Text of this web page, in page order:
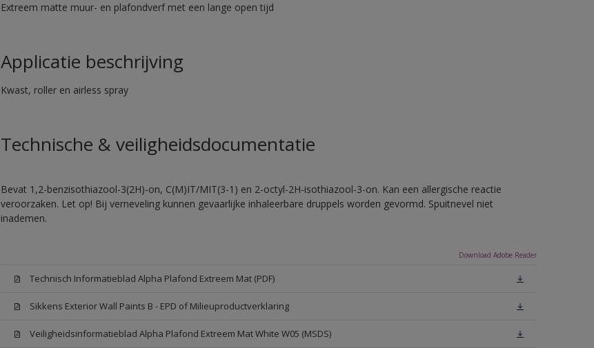
Extreem matte muur- en plafondverf met een lange open tijd
Applicatie beschrijving
Kwast, roller en airless spray
Technische & veiligheidsdocumentatie
Bevat 1,2-benzisothiazool-3(2H)-on, C(M)IT/MIT(3-1) en 2-octyl-2H-isothiazool-3-on. Kan een allergische reactie
veroorzaken. Let op! Bij verneveling kunnen gevaarlijke inhaleerbare druppels worden gevormd. Spuitnevel niet
inademen.
Download Adobe Reader
Technisch Informatieblad Alpha Plafond Extreem Mat (PDF)
Sikkens Exterior Wall Paints B - EPD of Milieuproductverklaring
Veiligheidsinformatieblad Alpha Plafond Extreem Mat White W05 (MSDS)